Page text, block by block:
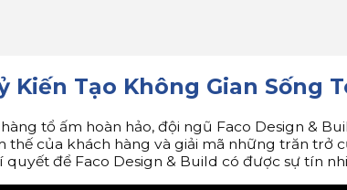
Kiến Tạo Không Gian Sống
tổ ấm hoàn hảo, đội ngũ Faco Design &
của khách hàng và giải mã những trăn trở
để Faco Design & Build có được sự tín